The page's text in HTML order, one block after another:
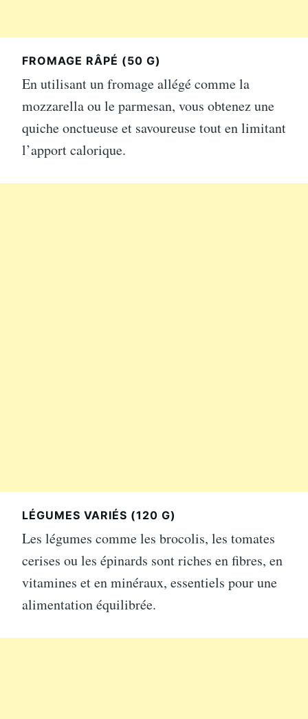
FROMAGE RÂPÉ (50 G)
En utilisant un fromage allégé comme la
mozzarella ou le parmesan, vous obtenez une
quiche onctueuse et savoureuse tout en limitant
l’apport calorique.
LÉGUMES VARIÉS (120 G)
Les légumes comme les brocolis, les tomates
cerises ou les épinards sont riches en fibres, en
vitamines et en minéraux, essentiels pour une
alimentation équilibrée.